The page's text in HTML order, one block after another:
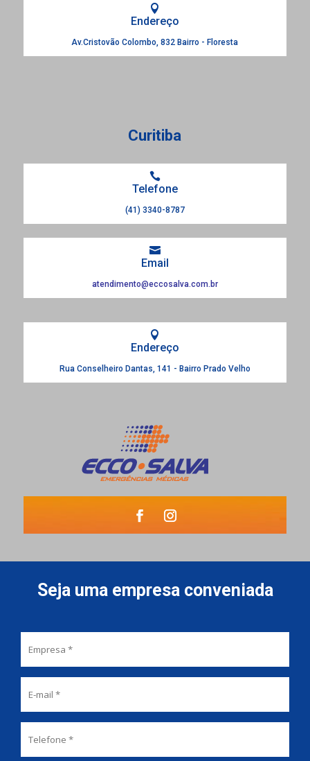

Endereço
Av.Cristovão Colombo, 832 Bairro - Floresta
Curitiba

Telefone
(41) 3340-8787

Email
atendimento@eccosalva.com.br

Endereço
Rua Conselheiro Dantas, 141 - Bairro Prado Velho
Seja uma empresa conveniada